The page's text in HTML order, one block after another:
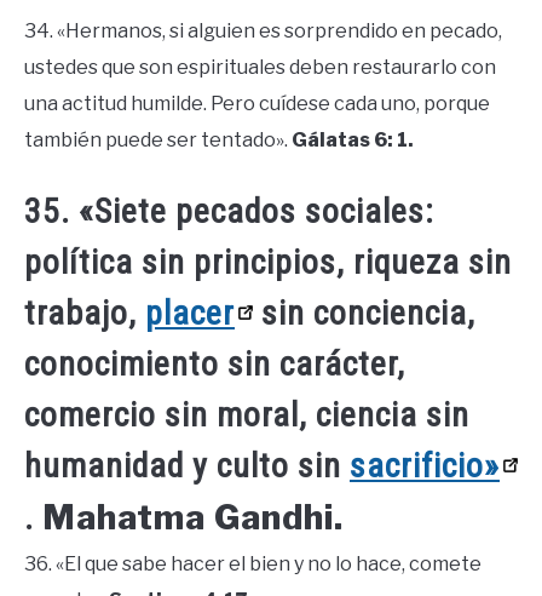
34. «Hermanos, si alguien es sorprendido en pecado,
ustedes que son espirituales deben restaurarlo con
una actitud humilde. Pero cuídese cada uno, porque
también puede ser tentado». Gálatas 6: 1.
35. «Siete pecados sociales:
política sin principios, riqueza sin
trabajo, placer
sin conciencia,
conocimiento sin carácter,
comercio sin moral, ciencia sin
humanidad y culto sin sacrificio»
. Mahatma Gandhi.
36. «El que sabe hacer el bien y no lo hace, comete